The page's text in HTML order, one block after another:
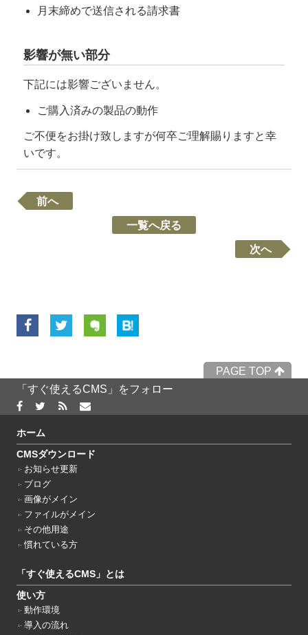
月末締めで送信される請求書
影響が無い部分
下記には影響ございません。
ご購入済みの製品の動作
ご不便をお掛け致しますが何卒ご理解賜りますと幸
いです。
前へ
一覧へ戻る
次へ
PAGE TOP
「すぐ使えるCMS」をフォロー
ホーム
CMSダウンロード
お知らせ更新
ブログ
画像がメイン
ファイルがメイン
その他用途
慣れている方
「すぐ使えるCMS」とは
使い方
動作環境
導入の流れ